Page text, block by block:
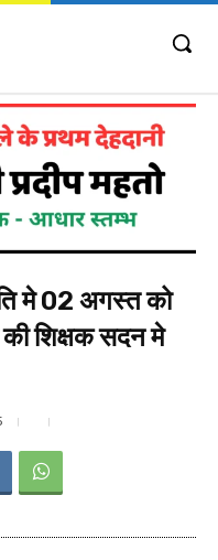
मे 02 अगस्त को
की शिक्षक सदन मे